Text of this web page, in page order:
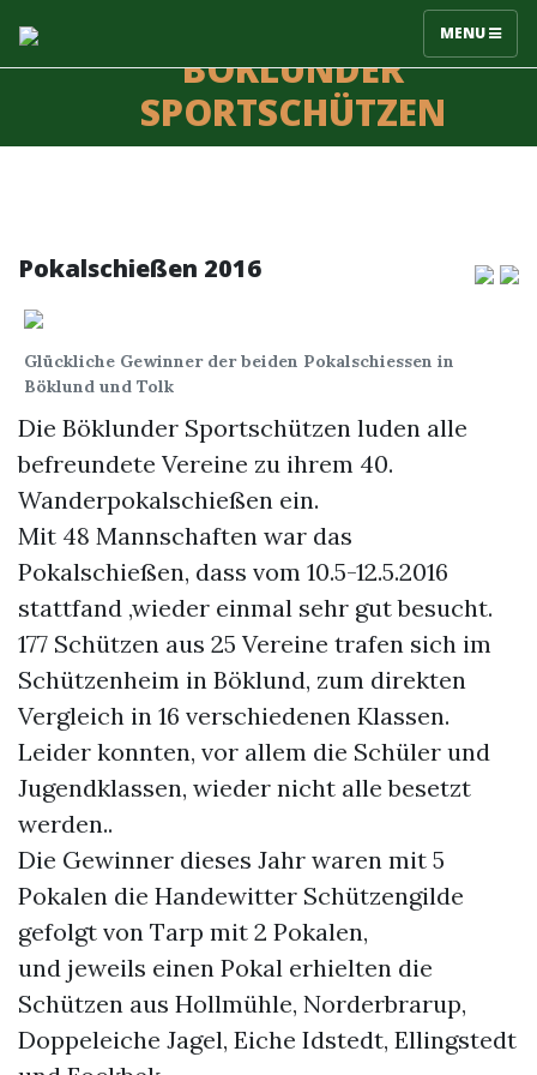
MENU
BÖKLUNDER
SPORTSCHÜTZEN
Pokalschießen 2016
Glückliche Gewinner der beiden Pokalschiessen in
Böklund und Tolk
Die Böklunder Sportschützen luden alle
befreundete Vereine zu ihrem 40.
Wanderpokalschießen ein.
Mit 48 Mannschaften war das
Pokalschießen, dass vom 10.5-12.5.2016
stattfand ,wieder einmal sehr gut besucht.
177 Schützen aus 25 Vereine trafen sich im
Schützenheim in Böklund, zum direkten
Vergleich in 16 verschiedenen Klassen.
Leider konnten, vor allem die Schüler und
Jugendklassen, wieder nicht alle besetzt
werden..
Die Gewinner dieses Jahr waren mit 5
Pokalen die Handewitter Schützengilde
gefolgt von Tarp mit 2 Pokalen,
und jeweils einen Pokal erhielten die
Schützen aus Hollmühle, Norderbrarup,
Doppeleiche Jagel, Eiche Idstedt, Ellingstedt